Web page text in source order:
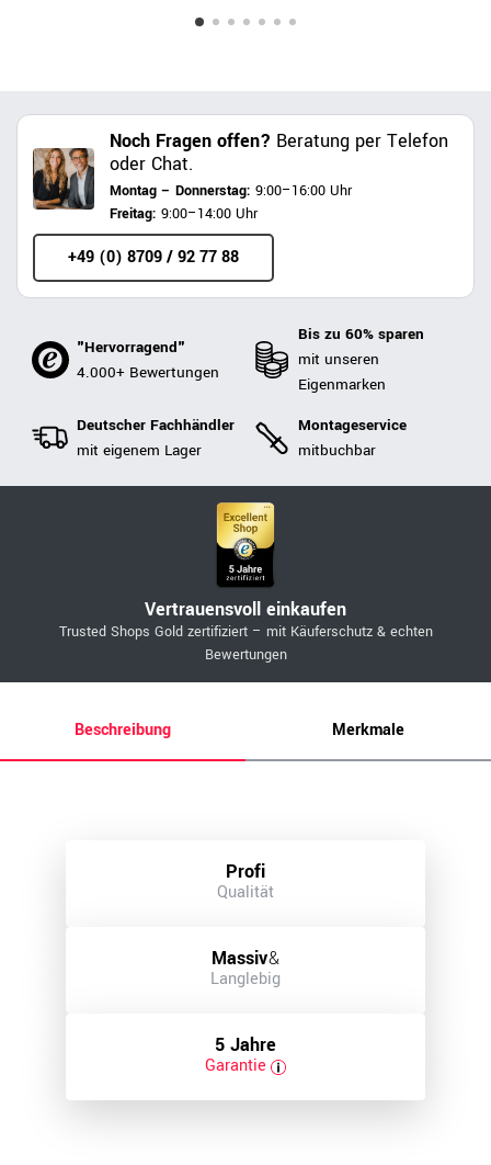
Noch Fragen offen? Beratung per Telefon
oder Chat.
Montag – Donnerstag: 9:00–16:00 Uhr
Freitag: 9:00–14:00 Uhr
+49 (0) 8709 / 92 77 88
"Hervorragend"
4.000+ Bewertungen
Bis zu 60% sparen
mit unseren
Eigenmarken
Deutscher Fachhändler
mit eigenem Lager
Montageservice
mitbuchbar
Vertrauensvoll einkaufen
Trusted Shops Gold zertifiziert – mit Käuferschutz & echten
Bewertungen
Beschreibung Merkmale
Profi
Qualität
Massiv&
Langlebig
5 Jahre
Garantie